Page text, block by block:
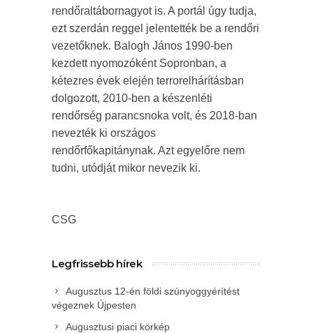
rendőraltábornagyot is. A portál úgy tudja,
ezt szerdán reggel jelentették be a rendőri
vezetőknek. Balogh János 1990-ben
kezdett nyomozóként Sopronban, a
kétezres évek elején terrorelhárításban
dolgozott, 2010-ben a készenléti
rendőrség parancsnoka volt, és 2018-ban
nevezték ki országos
rendőrfőkapitánynak. Azt egyelőre nem
tudni, utódját mikor nevezik ki.
CSG
Legfrissebb hírek
Augusztus 12-én földi szúnyoggyérítést
végeznek Újpesten
Augusztusi piaci körkép